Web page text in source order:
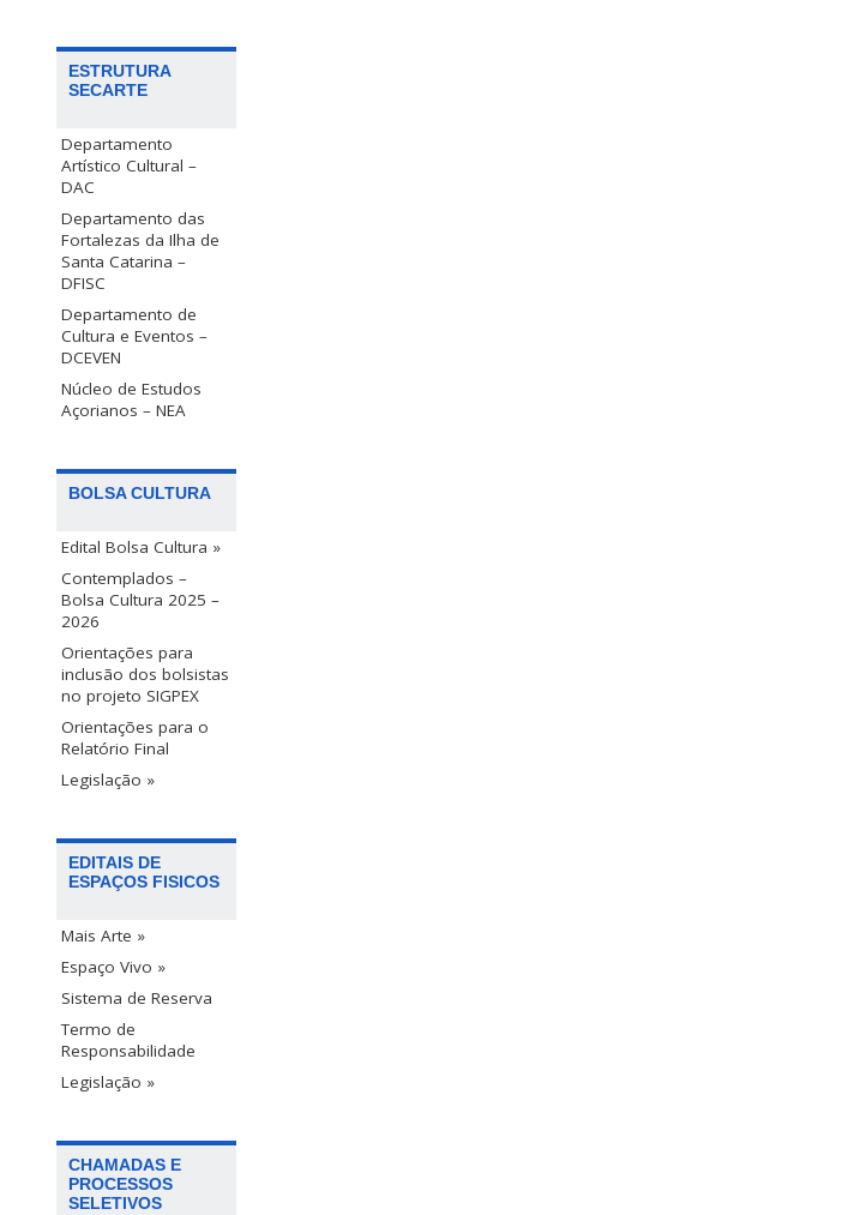
ESTRUTURA
SECARTE
Departamento
Artístico Cultural –
DAC
Departamento das
Fortalezas da Ilha de
Santa Catarina –
DFISC
Departamento de
Cultura e Eventos –
DCEVEN
Núcleo de Estudos
Açorianos – NEA
BOLSA CULTURA
Edital Bolsa Cultura »
Contemplados –
Bolsa Cultura 2025 –
2026
Orientações para
inclusão dos bolsistas
no projeto SIGPEX
Orientações para o
Relatório Final
Legislação »
EDITAIS DE
ESPAÇOS FISICOS
Mais Arte »
Espaço Vivo »
Sistema de Reserva
Termo de
Responsabilidade
Legislação »
CHAMADAS E
PROCESSOS
SELETIVOS